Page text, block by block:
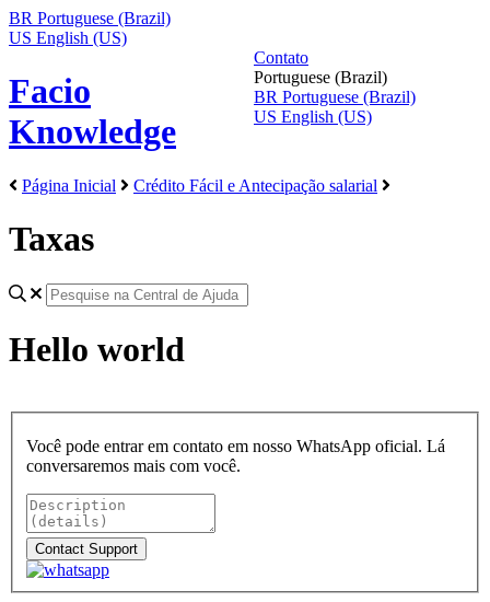
BR Portuguese (Brazil)
US English (US)
Facio
Knowledge
Contato
Portuguese (Brazil)
BR Portuguese (Brazil)
US English (US)
Página Inicial Crédito Fácil e Antecipação salarial
Taxas
Hello world
Você pode entrar em contato em nosso WhatsApp oficial. Lá
conversaremos mais com você.